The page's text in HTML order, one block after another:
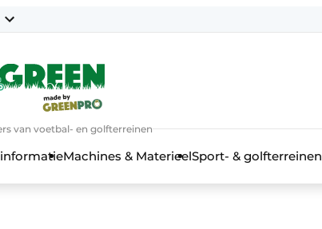
van voetbal- en golfterreinen
Machines & MaterieelSport- & golfterreinen